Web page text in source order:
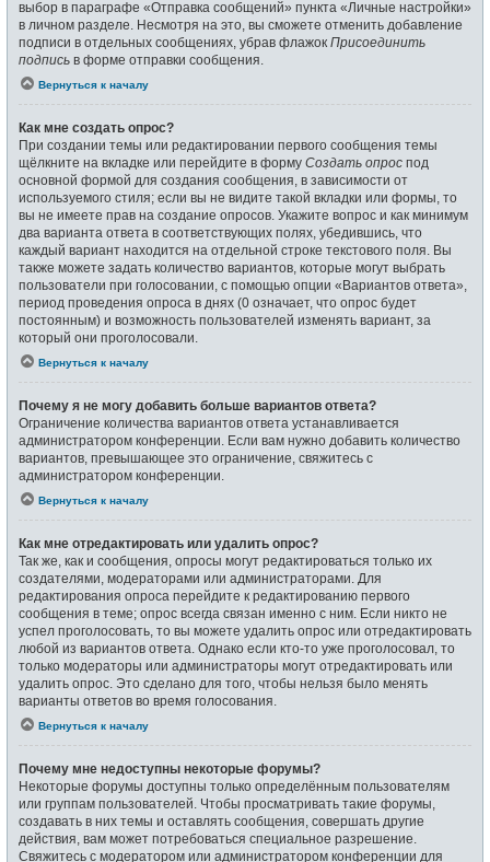
выбор в параграфе «Отправка сообщений» пункта «Личные настройки»
в личном разделе. Несмотря на это, вы сможете отменить добавление
подписи в отдельных сообщениях, убрав флажок Присоединить
подпись в форме отправки сообщения.
Вернуться к началу
Как мне создать опрос?
При создании темы или редактировании первого сообщения темы
щёлкните на вкладке или перейдите в форму Создать опрос под
основной формой для создания сообщения, в зависимости от
используемого стиля; если вы не видите такой вкладки или формы, то
вы не имеете прав на создание опросов. Укажите вопрос и как минимум
два варианта ответа в соответствующих полях, убедившись, что
каждый вариант находится на отдельной строке текстового поля. Вы
также можете задать количество вариантов, которые могут выбрать
пользователи при голосовании, с помощью опции «Вариантов ответа»,
период проведения опроса в днях (0 означает, что опрос будет
постоянным) и возможность пользователей изменять вариант, за
который они проголосовали.
Вернуться к началу
Почему я не могу добавить больше вариантов ответа?
Ограничение количества вариантов ответа устанавливается
администратором конференции. Если вам нужно добавить количество
вариантов, превышающее это ограничение, свяжитесь с
администратором конференции.
Вернуться к началу
Как мне отредактировать или удалить опрос?
Так же, как и сообщения, опросы могут редактироваться только их
создателями, модераторами или администраторами. Для
редактирования опроса перейдите к редактированию первого
сообщения в теме; опрос всегда связан именно с ним. Если никто не
успел проголосовать, то вы можете удалить опрос или отредактировать
любой из вариантов ответа. Однако если кто-то уже проголосовал, то
только модераторы или администраторы могут отредактировать или
удалить опрос. Это сделано для того, чтобы нельзя было менять
варианты ответов во время голосования.
Вернуться к началу
Почему мне недоступны некоторые форумы?
Некоторые форумы доступны только определённым пользователям
или группам пользователей. Чтобы просматривать такие форумы,
создавать в них темы и оставлять сообщения, совершать другие
действия, вам может потребоваться специальное разрешение.
Свяжитесь с модератором или администратором конференции для